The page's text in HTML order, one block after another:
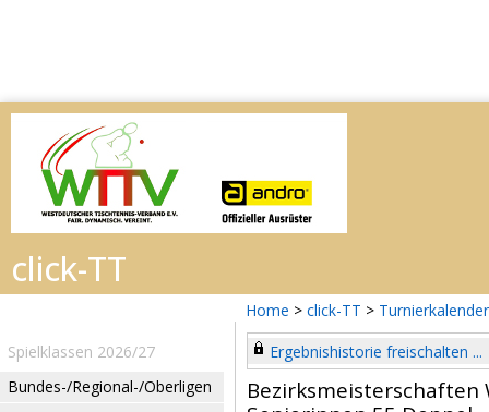
Home > click-TT > Turnierkalender
Spielklassen 2026/27
Bundes-/Regional-/Oberligen
Ergebnishistorie freischalten ...